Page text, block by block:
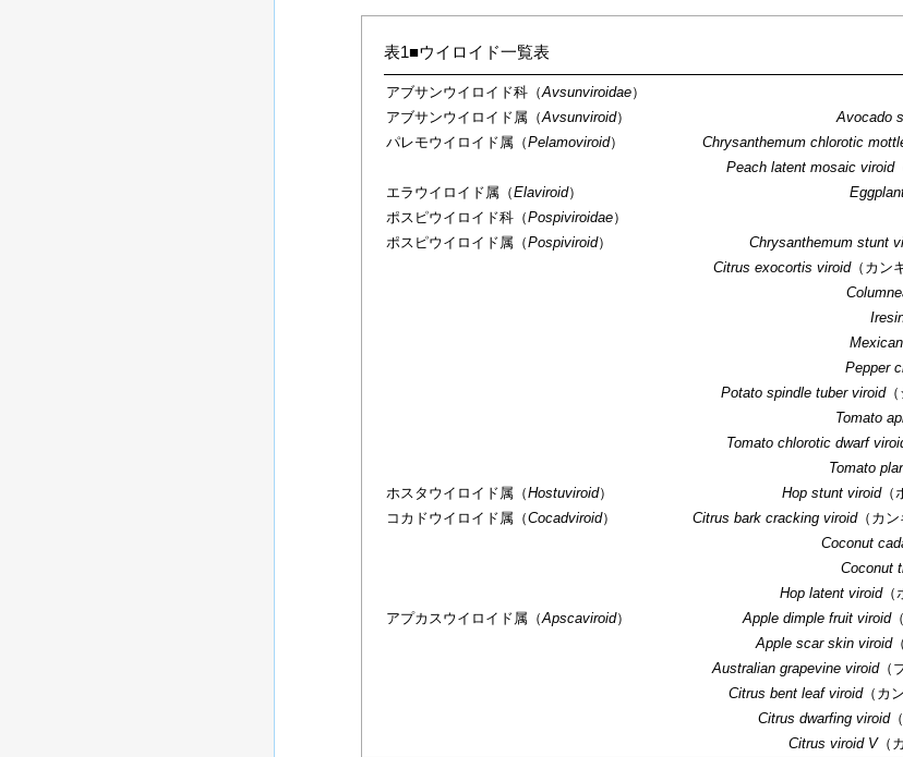
表1■ウイロイド一覧表
アブサンウイロイド科（Avsunviroidae）
アブサンウイロイド属（Avsunviroid）
Avocado
パレモウイロイド属（Pelamoviroid） Chrysanthemum chlorotic
Peach latent mosaic viroid
エラウイロイド属（Elaviroid）
ポスピウイロイド科（Pospiviroidae）
ポスピウイロイド属（Pospiviroid） Chrysanthemum stunt
Citrus exocortis viroid（カン
Pepper
Potato spindle tuber viroid（
Tomato
Tomato chlorotic dwarf
Tomato
ホスタウイロイド属（Hostuviroid） Hop stunt viroid（
コカドウイロイド属（Cocadviroid） Citrus bark cracking viroid（カン
Coconut
Coconut
Hop latent viroid（
アプカスウイロイド属（Apscaviroid） Apple dimple fruit viroid
Apple scar skin viroid
Australian grapevine viroid（
Citrus bent leaf viroid（カ
Citrus dwarfing viroid
Citrus viroid V（